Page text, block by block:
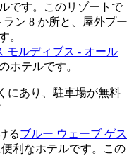
です。このリゾートで
ン 8 か所と、屋外プー
。
モルディブス - オール
ホテルです。
にあり、駐車場が無料
るブルー ウェーブ ゲス
利なホテルです。この